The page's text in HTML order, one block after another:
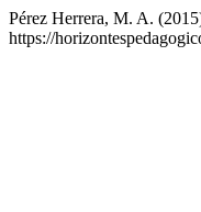
Pérez Herrera, M. A.
https://